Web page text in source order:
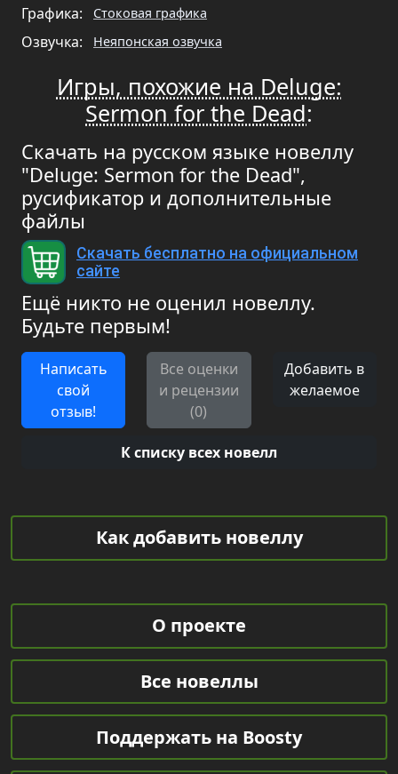
Графика: Стоковая графика
Озвучка: Неяпонская озвучка
Игры, похожие на Deluge:
Sermon for the Dead:
Скачать на русском языке новеллу
"Deluge: Sermon for the Dead",
русификатор и дополнительные
файлы
Скачать бесплатно на официальном
сайте
Ещё никто не оценил новеллу.
Будьте первым!
Написать
свой
отзыв!
Все оценки
и рецензии
(0)
Добавить в
желаемое
К списку всех новелл
Как добавить новеллу
О проекте
Все новеллы
Поддержать на Boosty